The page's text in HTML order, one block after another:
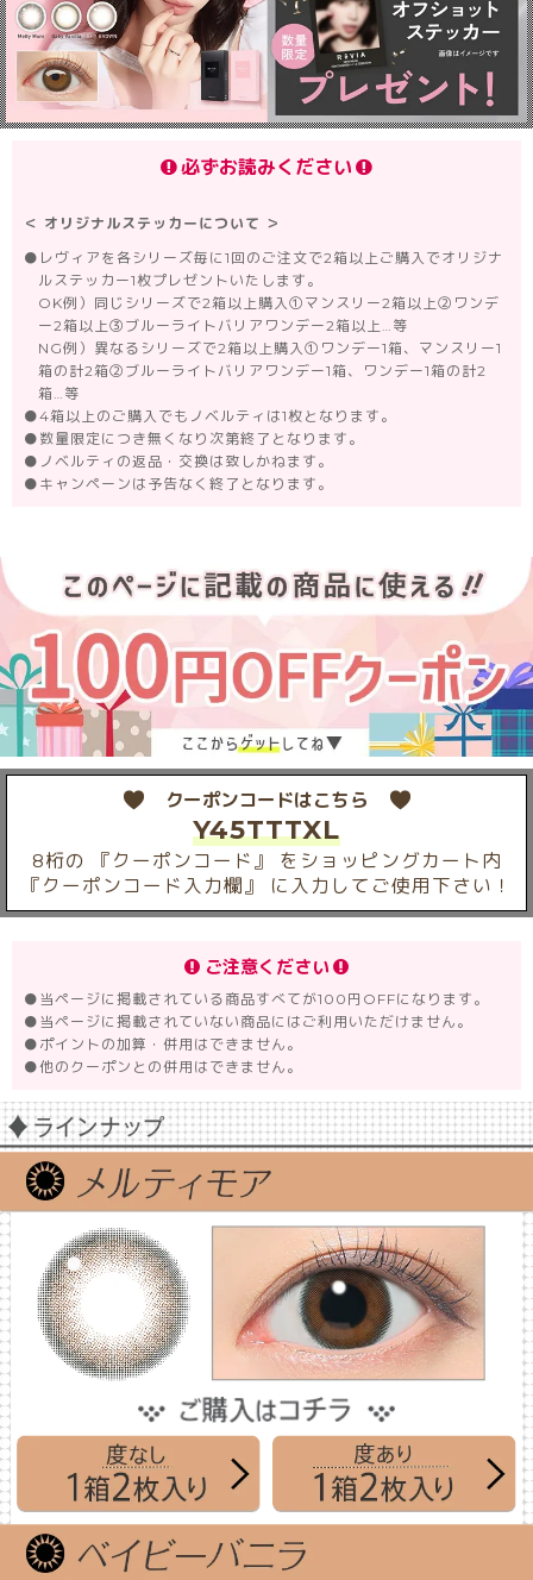
必ずお読みください
＜ オリジナルステッカーについて ＞
● レヴィアを各シリーズ毎に1回のご注文で2箱以上ご購入でオリジナ
ルステッカー1枚プレゼントいたします。
OK例）同じシリーズで2箱以上購入①マンスリー2箱以上②ワンデ
ー2箱以上③ブルーライトバリアワンデー2箱以上…等
NG例）異なるシリーズで2箱以上購入①ワンデー1箱、マンスリー1
箱の計2箱②ブルーライトバリアワンデー1箱、ワンデー1箱の計2
箱…等
●4箱以上のご購入でもノベルティは1枚となります。
● 数量限定につき無くなり次第終了となります。
● ノベルティの返品・交換は致しかねます。
● キャンペーンは予告なく終了となります。
クーポンコードはこちら
Y45TTTXL
8桁の 『クーポンコード』 をショッピングカート内
『クーポンコード入力欄』 に入力してご使用下さい！
ご注意ください
● 当ページに掲載されている商品すべてが100円OFFになります。
● 当ページに掲載されていない商品にはご利用いただけません。
● ポイントの加算・併用はできません。
●他のクーポンとの併用はできません。